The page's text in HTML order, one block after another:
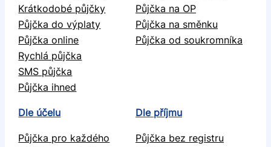
Krátkodobé půjčky
Půjčka do výplaty
Půjčka online
Rychlá půjčka
SMS půjčka
Půjčka ihned
Půjčka na OP
Půjčka na směnku
Půjčka od soukromníka
Dle účelu
Půjčka pro každého
Dle příjmu
Půjčka bez registru